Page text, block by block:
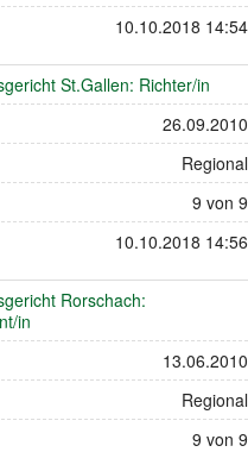
10.10.2018 14:54
St.Gallen: Richter/in
26.09.2010
Regional
9 von 9
10.10.2018 14:56
Rorschach:
in
13.06.2010
Regional
9 von 9